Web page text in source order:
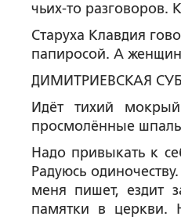
чьих-то разговоров.
Старуха Клавдия
папиросой. А
ДИМИТРИЕВСКАЯ
Идёт тихий
просмолённые
Надо привыкать к
Радуюсь
меня пишет, ездит
памятки в церкви.